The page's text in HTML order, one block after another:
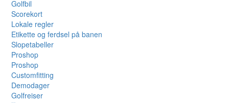
Golfbil
Scorekort
Lokale regler
Etikette og ferdsel på banen
Slopetabeller
Proshop
Proshop
Customfitting
Demodager
Golfreiser